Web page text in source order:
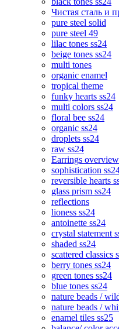
Чистая сталь и
pure steel solid
pure steel 49
lilac tones ss24
beige tones ss24
multi tones
organic enamel
tropical theme
funky hearts ss24
multi colors ss24
floral bee ss24
organic ss24
droplets ss24
raw ss24
Earrings overview
sophistication
reversible hearts
glass prism ss24
reflections
lioness ss24
antoinette ss24
crystal statement
shaded ss24
scattered classics
berry tones ss24
green tones ss24
blue tones ss24
nature beads /
nature beads /
enamel tiles ss25